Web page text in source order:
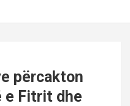
përcakton
e Fitrit dhe